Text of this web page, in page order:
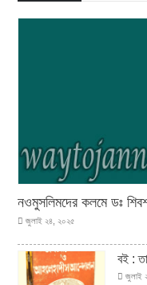
নওমুসলিমদের কলমে ডঃ
জুলাই ২৪, ২০২৫
বই :
জুলাই